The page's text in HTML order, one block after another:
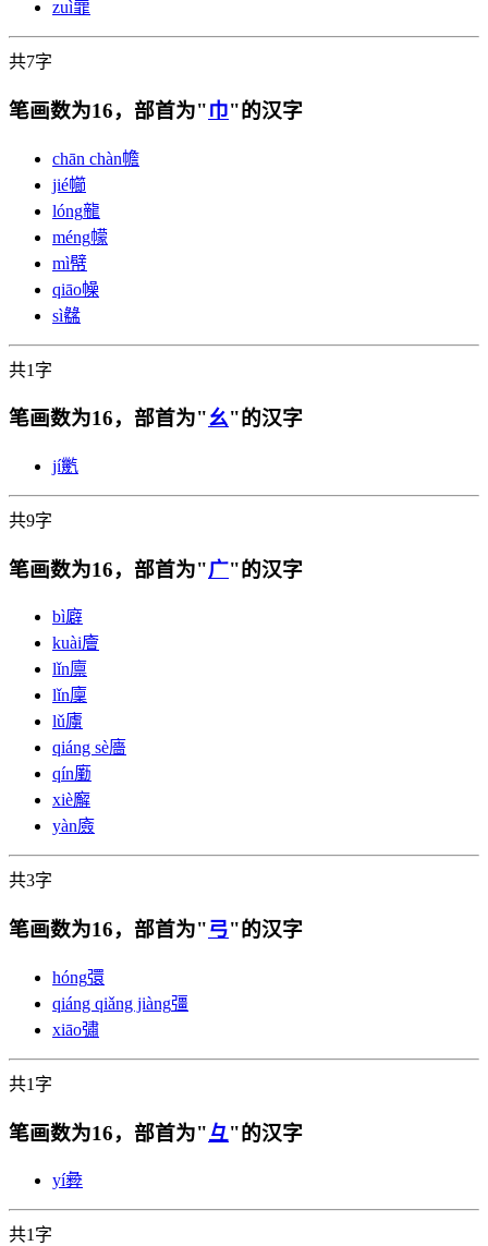
zuì㠑
共7字
笔画数为16，部首为"巾"的汉字
chān chàn幨
jié幯
lóng㡣
méng幪
mì幦
qiāo幧
sì㣈
共1字
笔画数为16，部首为"幺"的汉字
jí㡮
共9字
笔画数为16，部首为"广"的汉字
bì廦
kuài廥
lǐn廪
lǐn廩
lǔ㢚
qiáng sè廧
qín㢙
xiè廨
yàn㢛
共3字
笔画数为16，部首为"弓"的汉字
hóng彋
qiáng qiǎng jiàng彊
xiāo彇
共1字
笔画数为16，部首为"彑"的汉字
yí彜
共1字